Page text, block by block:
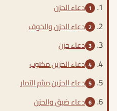
دعاء الحزن
دعاء الحزن والخوف
دعاء حزن
دعاء الحزين مكتوب
دعاء الحزين ميثم التمار
دعاء ضيق والحزن